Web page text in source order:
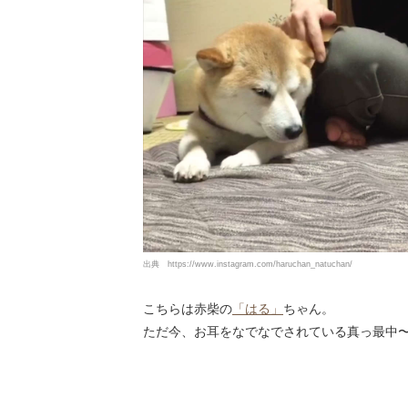
出典 https://www.instagram.com/haruchan_natuchan/
こちらは赤柴の 「はる」 ちゃん。
ただ今、お耳をなでなでされている真っ最中